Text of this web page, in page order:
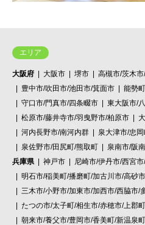
エリア
大阪府 大阪市 堺市
高槻市/茨木
豊中市/吹田市/池田市/箕面市
能勢
守口市/門真市/四条畷市
東大阪市/
松原市/藤井寺市/羽曳野市/柏原市
河内長野市/南河内群
泉大津市/忠
泉佐野市/田尻町/熊取町
泉南市/阪
兵庫県
神戸市
尼崎市/伊丹市/西宮
明石市/稲美町/播磨町/加古川市/高砂市
三木市/小野市/加東市/加西市/西脇市/
たつの市/太子町/相生市/赤穂市/上郡
朝来市/養父市/豊岡市/香美町/新温泉町